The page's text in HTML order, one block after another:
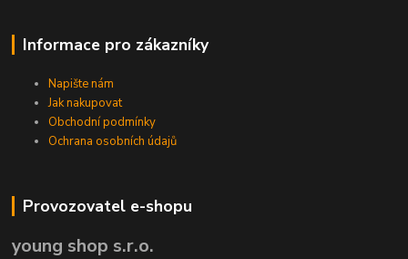
Informace pro zákazníky
Napište nám
Jak nakupovat
Obchodní podmínky
Ochrana osobních údajů
Provozovatel e-shopu
young shop s.r.o.